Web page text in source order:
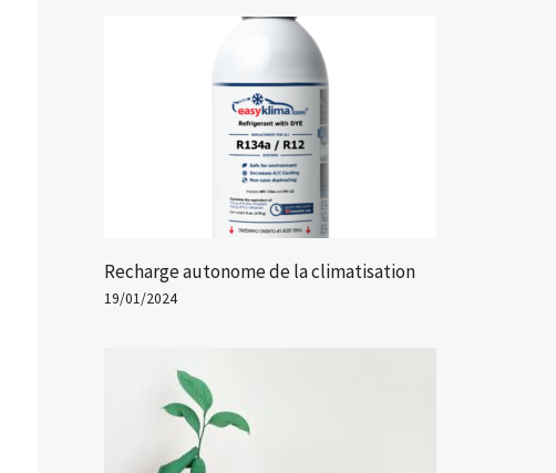
Recharge autonome de la climatisation
19/01/2024